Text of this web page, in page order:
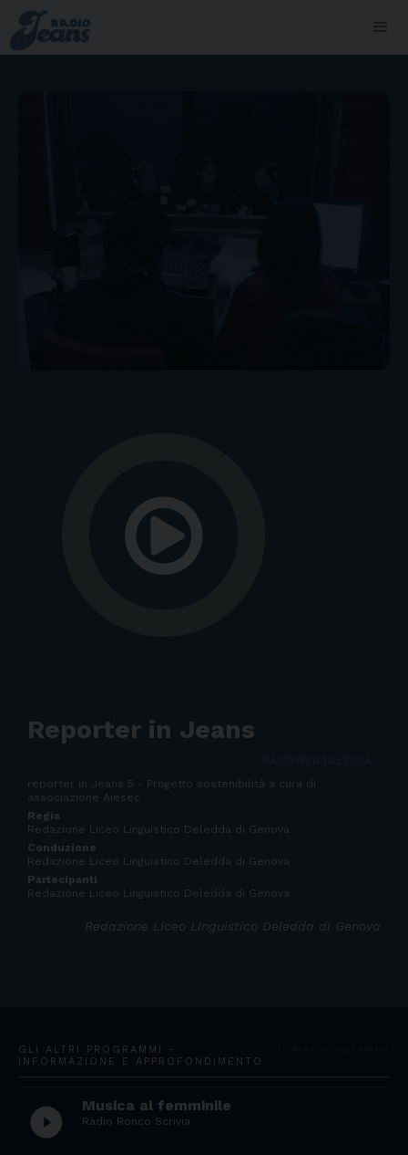
Reporter in Jeans
reporter in Jeans 5 - Progetto sostenibilità a cura di
associazione Aiesec
Regia
Redazione Liceo Linguistico Deledda di Genova
Conduzione
Redazione Liceo Linguistico Deledda di Genova
Partecipanti
Redazione Liceo Linguistico Deledda di Genova
Redazione Liceo Linguistico Deledda di Genova
GLI ALTRI PROGRAMMI -
INFORMAZIONE E APPROFONDIMENTO
play_circle_filled Musica al femminile
Radio Ronco Scrivia